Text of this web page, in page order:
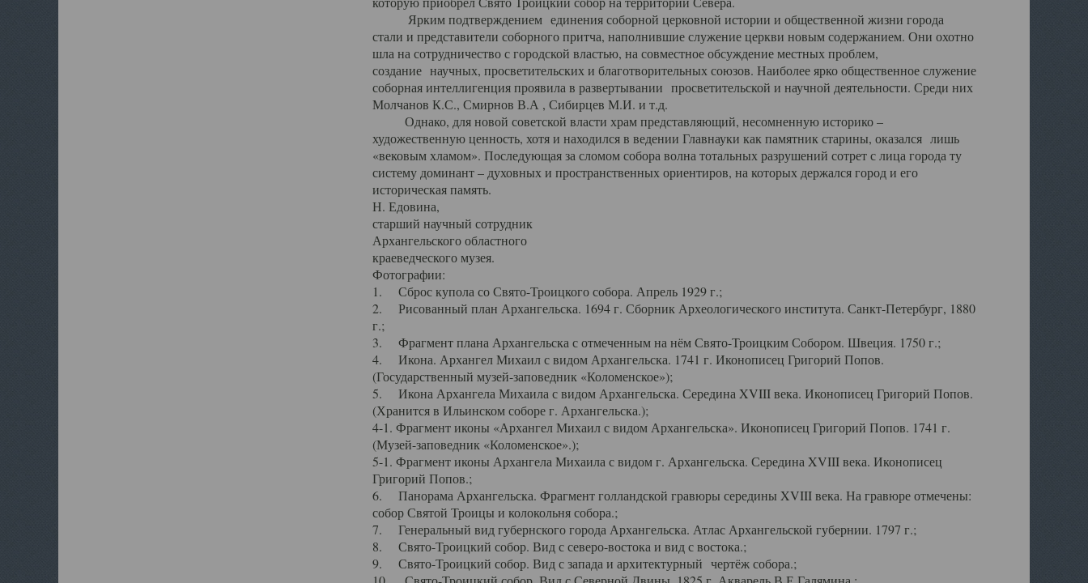
Ярким подтверждением единения соборной церковной истории и общественной жизни города
стали и представители соборного притча, наполнившие служение церкви новым содержанием. Они охотно
шла на сотрудничество с городской властью, на совместное обсуждение местных проблем,
создание научных, просветительских и благотворительных союзов. Наиболее ярко общественное служение
соборная интеллигенция проявила в развертывании просветительской и научной деятельности. Среди них
Молчанов К.С., Смирнов В.А , Сибирцев М.И. и т.д.
Однако, для новой советской власти храм представляющий, несомненную историко –
художественную ценность, хотя и находился в ведении Главнауки как памятник старины, оказался лишь
«вековым хламом». Последующая за сломом собора волна тотальных разрушений сотрет с лица города ту
систему доминант – духовных и пространственных ориентиров, на которых держался город и его
историческая память.
Н. Едовина,
старший научный сотрудник
Архангельского областного
краеведческого музея.
Фотографии:
1. Сброс купола со Свято-Троицкого собора. Апрель 1929 г.;
2. Рисованный план Архангельска. 1694 г. Сборник Археологического института. Санкт-Петербург, 1880
г.;
3. Фрагмент плана Архангельска с отмеченным на нём Свято-Троицким Собором. Швеция. 1750 г.;
4. Икона. Архангел Михаил с видом Архангельска. 1741 г. Иконописец Григорий Попов.
(Государственный музей-заповедник «Коломенское»);
5. Икона Архангела Михаила с видом Архангельска. Середина XVIII века. Иконописец Григорий Попов.
(Хранится в Ильинском соборе г. Архангельска.);
4-1. Фрагмент иконы «Архангел Михаил с видом Архангельска». Иконописец Григорий Попов. 1741 г.
(Музей-заповедник «Коломенское».);
5-1. Фрагмент иконы Архангела Михаила с видом г. Архангельска. Середина XVIII века. Иконописец
Григорий Попов.;
6. Панорама Архангельска. Фрагмент голландской гравюры середины XVIII века. На гравюре отмечены:
собор Святой Троицы и колокольня собора.;
7. Генеральный вид губернского города Архангельска. Атлас Архангельской губернии. 1797 г.;
8. Свято-Троицкий собор. Вид с северо-востока и вид с востока.;
9. Свято-Троицкий собор. Вид с запада и архитектурный чертёж собора.;